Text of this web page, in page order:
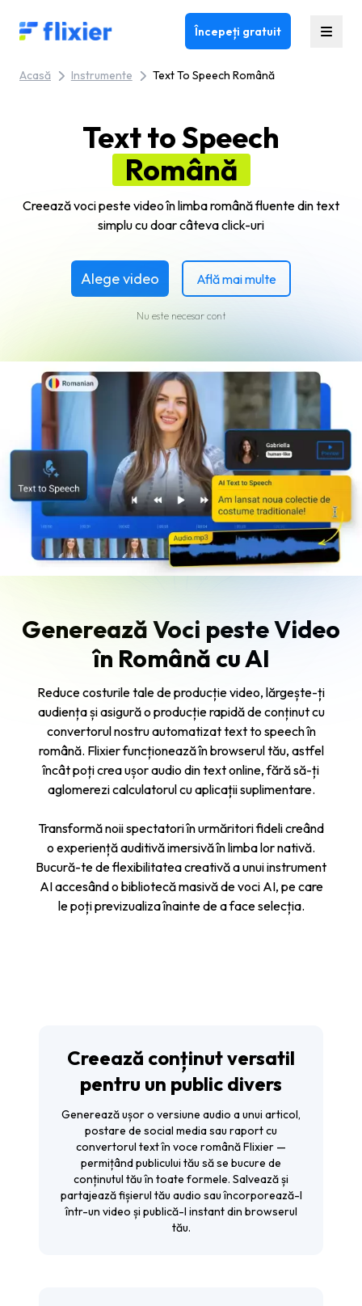
Flixier logo - Home Începeți gratuit
Acasă Instrumente Text To Speech Română
Text to Speech
Română
Creează voci peste video în limba română fluente din text
simplu cu doar câteva click-uri
Alege video Află mai multe
Nu este necesar cont
Generează Voci peste Video
în Română cu AI
Reduce costurile tale de producție video, lărgește-ți
audiența și asigură o producție rapidă de conținut cu
convertorul nostru automatizat text to speech în
română. Flixier funcționează în browserul tău, astfel
încât poți crea ușor audio din text online, fără să-ți
aglomerezi calculatorul cu aplicații suplimentare.
Transformă noii spectatori în urmăritori fideli creând
o experiență auditivă imersivă în limba lor nativă.
Bucură-te de flexibilitatea creativă a unui instrument
AI accesând o bibliotecă masivă de voci AI, pe care
le poți previzualiza înainte de a face selecția.
Creează conținut versatil
pentru un public divers
Generează ușor o versiune audio a unui articol,
postare de social media sau raport cu
convertorul text în voce română Flixier —
permițând publicului tău să se bucure de
conținutul tău în toate formele. Salvează și
partajează fișierul tău audio sau încorporează-l
într-un video și publică-l instant din browserul
tău.